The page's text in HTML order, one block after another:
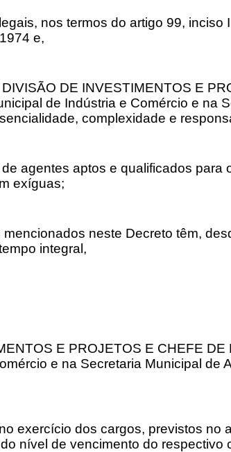
nos termos do artigo 99,
e,
DE INVESTIMENTOS E
de Indústria e Comércio e na
complexidade e
agentes aptos e qualificados
exíguas;
neste Decreto têm,
integral,
E PROJETOS E CHEFE DE
e na Secretaria Municipal de
exercício dos cargos, previstos no
nível de vencimento do respectivo